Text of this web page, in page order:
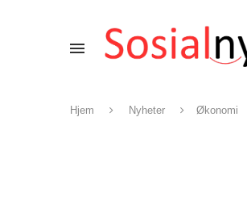
Hjem Nyheter Økonomi